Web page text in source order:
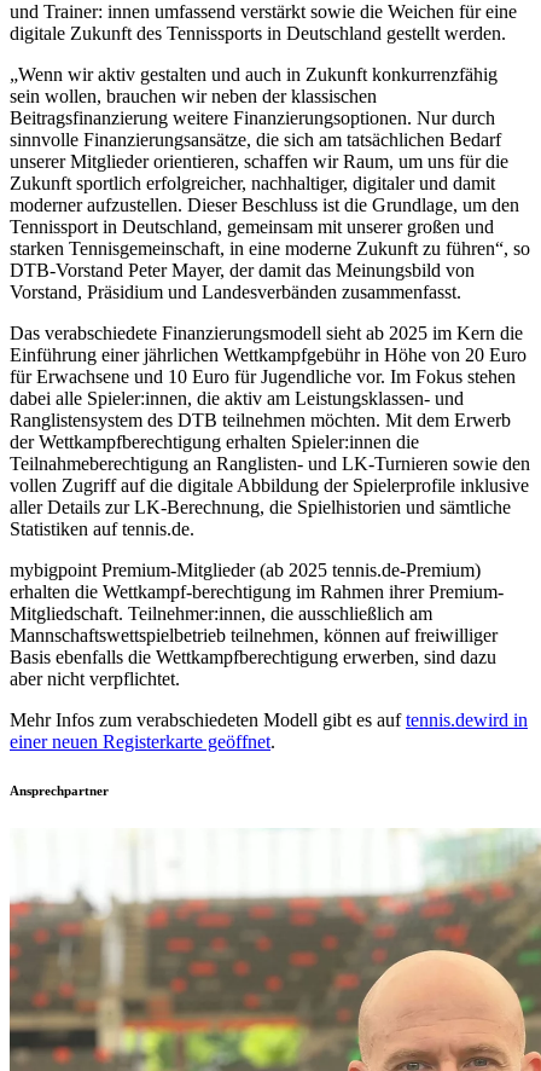
und Trainer: innen umfassend verstärkt sowie die Weichen für eine
digitale Zukunft des Tennissports in Deutschland gestellt werden.
„Wenn wir aktiv gestalten und auch in Zukunft konkurrenzfähig
sein wollen, brauchen wir neben der klassischen
Beitragsfinanzierung weitere Finanzierungsoptionen. Nur durch
sinnvolle Finanzierungsansätze, die sich am tatsächlichen Bedarf
unserer Mitglieder orientieren, schaffen wir Raum, um uns für die
Zukunft sportlich erfolgreicher, nachhaltiger, digitaler und damit
moderner aufzustellen. Dieser Beschluss ist die Grundlage, um den
Tennissport in Deutschland, gemeinsam mit unserer großen und
starken Tennisgemeinschaft, in eine moderne Zukunft zu führen“, so
DTB-Vorstand Peter Mayer, der damit das Meinungsbild von
Vorstand, Präsidium und Landesverbänden zusammenfasst.
Das verabschiedete Finanzierungsmodell sieht ab 2025 im Kern die
Einführung einer jährlichen Wettkampfgebühr in Höhe von 20 Euro
für Erwachsene und 10 Euro für Jugendliche vor. Im Fokus stehen
dabei alle Spieler:innen, die aktiv am Leistungsklassen- und
Ranglistensystem des DTB teilnehmen möchten. Mit dem Erwerb
der Wettkampfberechtigung erhalten Spieler:innen die
Teilnahmeberechtigung an Ranglisten- und LK-Turnieren sowie den
vollen Zugriff auf die digitale Abbildung der Spielerprofile inklusive
aller Details zur LK-Berechnung, die Spielhistorien und sämtliche
Statistiken auf tennis.de.
mybigpoint Premium-Mitglieder (ab 2025 tennis.de-Premium)
erhalten die Wettkampf-berechtigung im Rahmen ihrer Premium-
Mitgliedschaft. Teilnehmer:innen, die ausschließlich am
Mannschaftswettspielbetrieb teilnehmen, können auf freiwilliger
Basis ebenfalls die Wettkampfberechtigung erwerben, sind dazu
aber nicht verpflichtet.
Mehr Infos zum verabschiedeten Modell gibt es auftennis.dewird in
einer neuen Registerkarte geöffnet.
Ansprechpartner